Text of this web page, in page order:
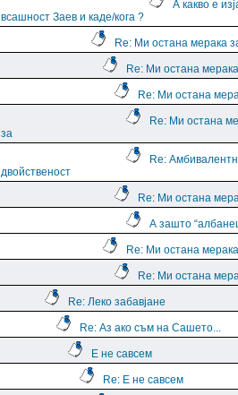
А какво е
всашност Заев и каде/кога ?
Re: Ми остана мерака
Re: Ми остана
Re: Ми остана
Re: Ми остана
за
Re:
двойственост
Re: Ми остана
А зашто
Re: Ми остана
Re: Ми остана
Re: Леко забавјане
Re: Аз ако съм на Сашето...
Е не савсем
Re: Е не савсем